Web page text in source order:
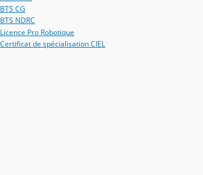
BTS CG
BTS NDRC
Licence Pro Robotique
Certificat de spécialisation CIEL